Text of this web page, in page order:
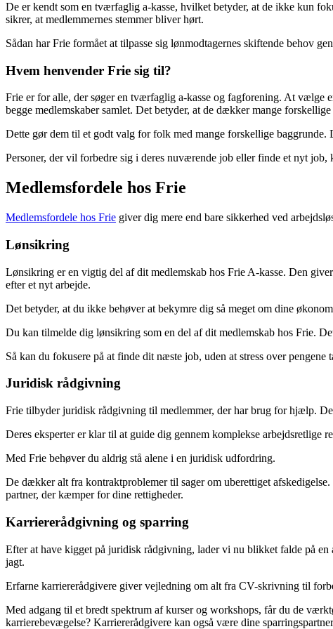
De er kendt som en tværfaglig a-kasse, hvilket betyder, at de ikke kun
sikrer, at medlemmernes stemmer bliver hørt.
Sådan har Frie formået at tilpasse sig lønmodtagernes skiftende behov
Hvem henvender Frie sig til?
Frie er for alle, der søger en tværfaglig a-kasse og fagforening. At vælge
begge medlemskaber samlet. Det betyder, at de dækker mange
Dette gør dem til et godt valg for folk med mange forskellige
Personer, der vil forbedre sig i deres nuværende job eller finde et nyt
Medlemsfordele hos Frie
Medlemsfordele hos Frie giver dig mere end bare sikkerhed ved
Lønsikring
Lønsikring er en vigtig del af dit medlemskab hos Frie A-kasse. Den
efter et nyt arbejde.
Det betyder, at du ikke behøver at bekymre dig så meget om dine
Du kan tilmelde dig lønsikring som en del af dit medlemskab hos Frie.
Så kan du fokusere på at finde dit næste job, uden at stress over pengene
Juridisk rådgivning
Frie tilbyder juridisk rådgivning til medlemmer, der har brug for hjælp.
Deres eksperter er klar til at guide dig gennem komplekse arbejdsretlige
Med Frie behøver du aldrig stå alene i en juridisk udfordring.
De dækker alt fra kontraktproblemer til sager om uberettiget
partner, der kæmper for dine rettigheder.
Karriererådgivning og sparring
Efter at have kigget på juridisk rådgivning, lader vi nu blikket falde på
jagt.
Erfarne karriererådgivere giver vejledning om alt fra CV-skrivning til
Med adgang til et bredt spektrum af kurser og workshops, får du de
karrierebevægelse? Karriererådgivere kan også være dine